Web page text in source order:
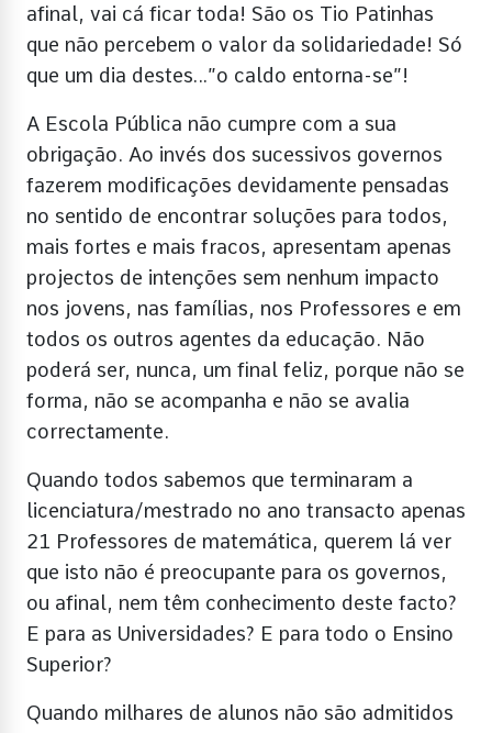
afinal, vai cá ficar toda! São os Tio Patinhas
que não percebem o valor da solidariedade! Só
que um dia destes…”o caldo entorna-se”!
A Escola Pública não cumpre com a sua
obrigação. Ao invés dos sucessivos governos
fazerem modificações devidamente pensadas
no sentido de encontrar soluções para todos,
mais fortes e mais fracos, apresentam apenas
projectos de intenções sem nenhum impacto
nos jovens, nas famílias, nos Professores e em
todos os outros agentes da educação. Não
poderá ser, nunca, um final feliz, porque não se
forma, não se acompanha e não se avalia
correctamente.
Quando todos sabemos que terminaram a
licenciatura/mestrado no ano transacto apenas
21 Professores de matemática, querem lá ver
que isto não é preocupante para os governos,
ou afinal, nem têm conhecimento deste facto?
E para as Universidades? E para todo o Ensino
Superior?
Quando milhares de alunos não são admitidos